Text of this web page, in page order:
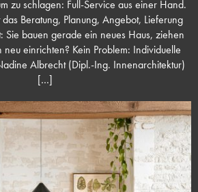
zu schlagen: Full-Service aus einer Hand.
Beratung, Planung, Angebot, Lieferung
Sie bauen gerade ein neues Haus, ziehen
neu einrichten? Kein Problem: Individuelle
Albrecht (Dipl.-Ing. Innenarchitektur)
[…]